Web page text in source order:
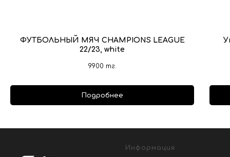
ФУТБОЛЬНЫЙ МЯЧ CHAMPIONS LEAGUE
22/23, white
9900 тг.
Подробнее
Информация